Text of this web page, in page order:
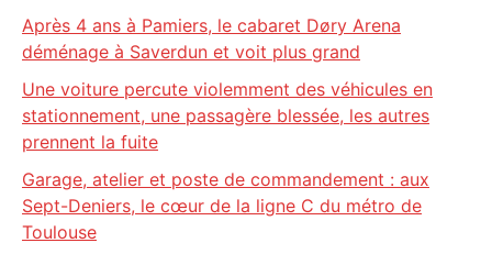
Après 4 ans à Pamiers, le cabaret Døry Arena
déménage à Saverdun et voit plus grand
Une voiture percute violemment des véhicules en
stationnement, une passagère blessée, les autres
prennent la fuite
Garage, atelier et poste de commandement : aux
Sept-Deniers, le cœur de la ligne C du métro de
Toulouse